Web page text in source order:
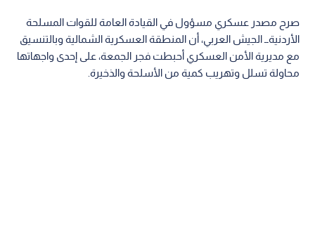
صرح مصدر عسكري مسؤول في القيادة العامة للقوات المسلحة
الأردنيةــ الجيش العربي، أن المنطقة العسكرية الشمالية وبالتنسيق
مع مديرية الأمن العسكري أحبطت فجر الجمعة، على إحدى واجهاتها
محاولة تسلل وتهريب كمية من الأسلحة والذخيرة.